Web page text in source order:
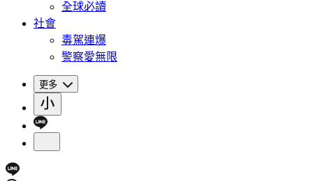
全球必讀
社會
毒駕連爆
警察愛無限
更多